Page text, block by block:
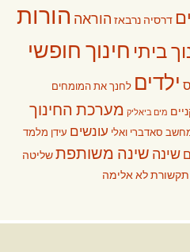
דרסיה נרבאז הוראה הורות
ביתי חינוך חופשי
ילדים לחנך את המומחים
מים ביאליק מערכת החינוך
סאדברי ואלי עונשים עידן מלמד
שינה שינה משותפתשליטה
תקשורת לא אלימה